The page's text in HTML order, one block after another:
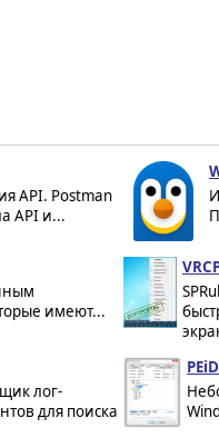
API. Postman
API и...
имеют...
лог-
для поиска